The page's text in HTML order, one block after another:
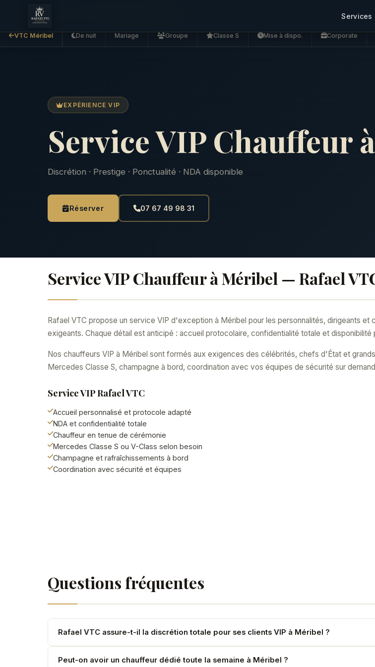
Services
VTC Méribel De nuit Mariage Groupe Classe S Mise à dispo. Corporate
EXPÉRIENCE VIP
Service VIP Chauffeur
Discrétion · Prestige · Ponctualité · NDA disponible
Réserver 07 67 49 98 31
Service VIP Chauffeur à Méribel — Rafael
Rafael VTC propose un service VIP d'exception à Méribel pour les personnalités, dirigeants et
exigeants. Chaque détail est anticipé : accueil protocolaire, confidentialité totale et disponibilité
Nos chauffeurs VIP à Méribel sont formés aux exigences des célébrités, chefs d'État et
Mercedes Classe S, champagne à bord, coordination avec vos équipes de sécurité sur
Service VIP Rafael VTC
Accueil personnalisé et protocole adapté
NDA et confidentialité totale
Chauffeur en tenue de cérémonie
Mercedes Classe S ou V-Class selon besoin
Champagne et rafraîchissements à bord
Coordination avec sécurité et équipes
Questions fréquentes
Rafael VTC assure-t-il la discrétion totale pour ses clients VIP à Méribel ?
Oui. NDA disponible, aucune information client n'est partagée. Confidentialité absolue garantie
Peut-on avoir un chauffeur dédié toute la semaine à Méribel ?